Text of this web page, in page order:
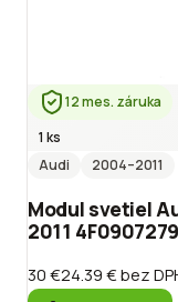
12 mes. záruka
1 ks
Audi
2004–2011
Modul svetiel
2011 4F0907279
30 €24.39 €bez